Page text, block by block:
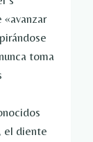
toma
el diente